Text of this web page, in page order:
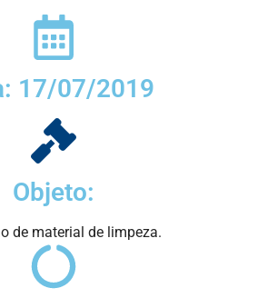
17/07/2019
Objeto:
de material de limpeza.